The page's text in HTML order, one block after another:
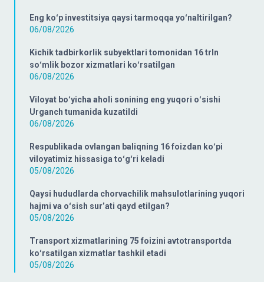
Eng koʻp investitsiya qaysi tarmoqqa yoʻnaltirilgan?
06/08/2026
Kichik tadbirkorlik subyektlari tomonidan 16 trln
soʻmlik bozor xizmatlari koʻrsatilgan
06/08/2026
Viloyat boʻyicha aholi sonining eng yuqori oʻsishi
Urganch tumanida kuzatildi
06/08/2026
Respublikada ovlangan baliqning 16 foizdan koʻpi
viloyatimiz hissasiga toʻgʻri keladi
05/08/2026
Qaysi hududlarda chorvachilik mahsulotlarining yuqori
hajmi va oʻsish surʼati qayd etilgan?
05/08/2026
Transport xizmatlarining 75 foizini avtotransportda
koʻrsatilgan xizmatlar tashkil etadi
05/08/2026